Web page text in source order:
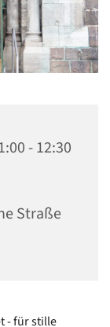
- 12:30
Straße
- für stille